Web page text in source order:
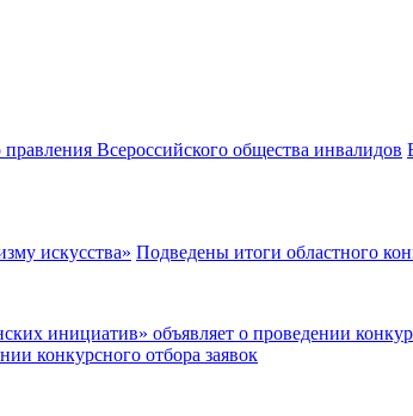
Подведены итоги областного
конкурсного отбора заявок